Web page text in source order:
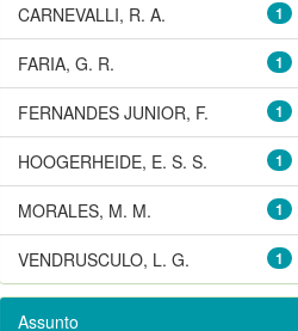
1
CARNEVALLI, R. A.
1
FARIA, G. R.
1
FERNANDES JUNIOR, F.
1
HOOGERHEIDE, E. S. S.
1
MORALES, M. M.
1
VENDRUSCULO, L. G.
Assunto